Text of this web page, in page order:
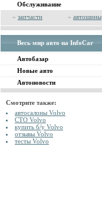
Обслуживание
» запчасти » автошины
Весь мир авто на InfoCar
Автобазар
Новые авто
Автоновости
Смотрите также:
автосалоны Volvo
СТО Volvo
купить б/у Volvo
отзывы Volvo
тесты Volvo